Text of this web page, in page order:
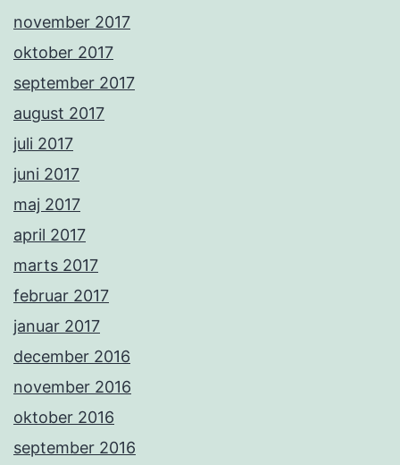
november 2017
oktober 2017
september 2017
august 2017
juli 2017
juni 2017
maj 2017
april 2017
marts 2017
februar 2017
januar 2017
december 2016
november 2016
oktober 2016
september 2016